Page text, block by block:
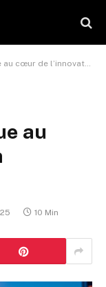
de l’innovation automobile
au
10 Min